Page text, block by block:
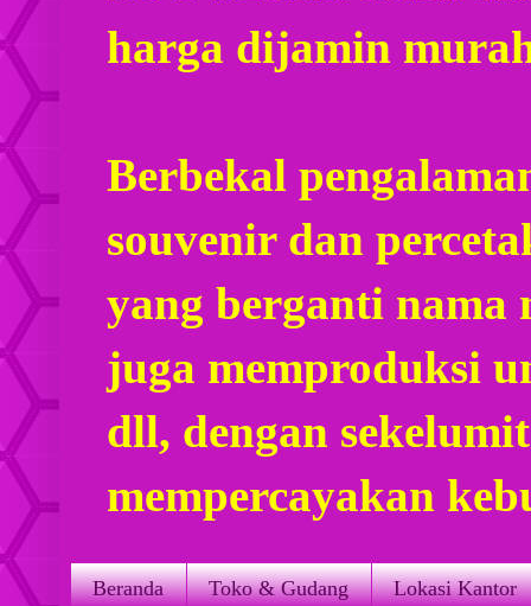
harga dijamin
Berbekal
souvenir dan
yang berganti nama
juga memproduksi
dll, dengan
mempercayakan
Beranda Toko & Gudang Lokasi Kantor